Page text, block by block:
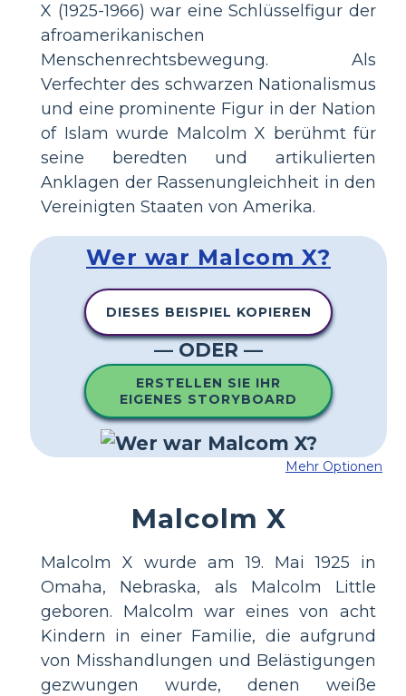
X (1925-1966) war eine Schlüsselfigur der
afroamerikanischen
Menschenrechtsbewegung. Als
Verfechter des schwarzen Nationalismus
und eine prominente Figur in der Nation
of Islam wurde Malcolm X berühmt für
seine beredten und artikulierten
Anklagen der Rassenungleichheit in den
Vereinigten Staaten von Amerika.
Wer war Malcom X?
DIESES BEISPIEL KOPIEREN
— ODER —
ERSTELLEN SIE IHR
EIGENES STORYBOARD
Mehr Optionen
Malcolm X
Malcolm X wurde am 19. Mai 1925 in
Omaha, Nebraska, als Malcolm Little
geboren. Malcolm war eines von acht
Kindern in einer Familie, die aufgrund
von Misshandlungen und Belästigungen
gezwungen wurde, denen weiße